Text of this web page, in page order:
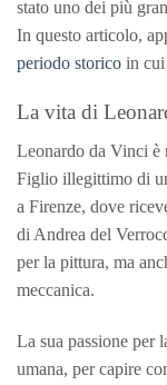
stato uno dei più
In questo articolo,
periodo storico in cui
La vita di
Leonardo da Vinci è
Figlio illegittimo di
a Firenze, dove
di Andrea del
per la pittura, ma
meccanica.
La sua passione per
umana, per capire